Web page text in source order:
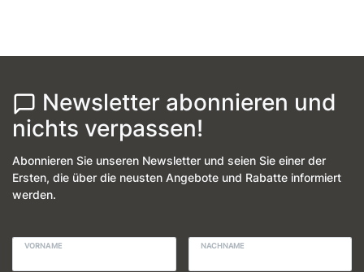
Newsletter abonnieren und
nichts verpassen!
Abonnieren Sie unseren Newsletter und seien Sie einer der
Ersten, die über die neusten Angebote und Rabatte informiert
werden.
VORNAME NACHNAME